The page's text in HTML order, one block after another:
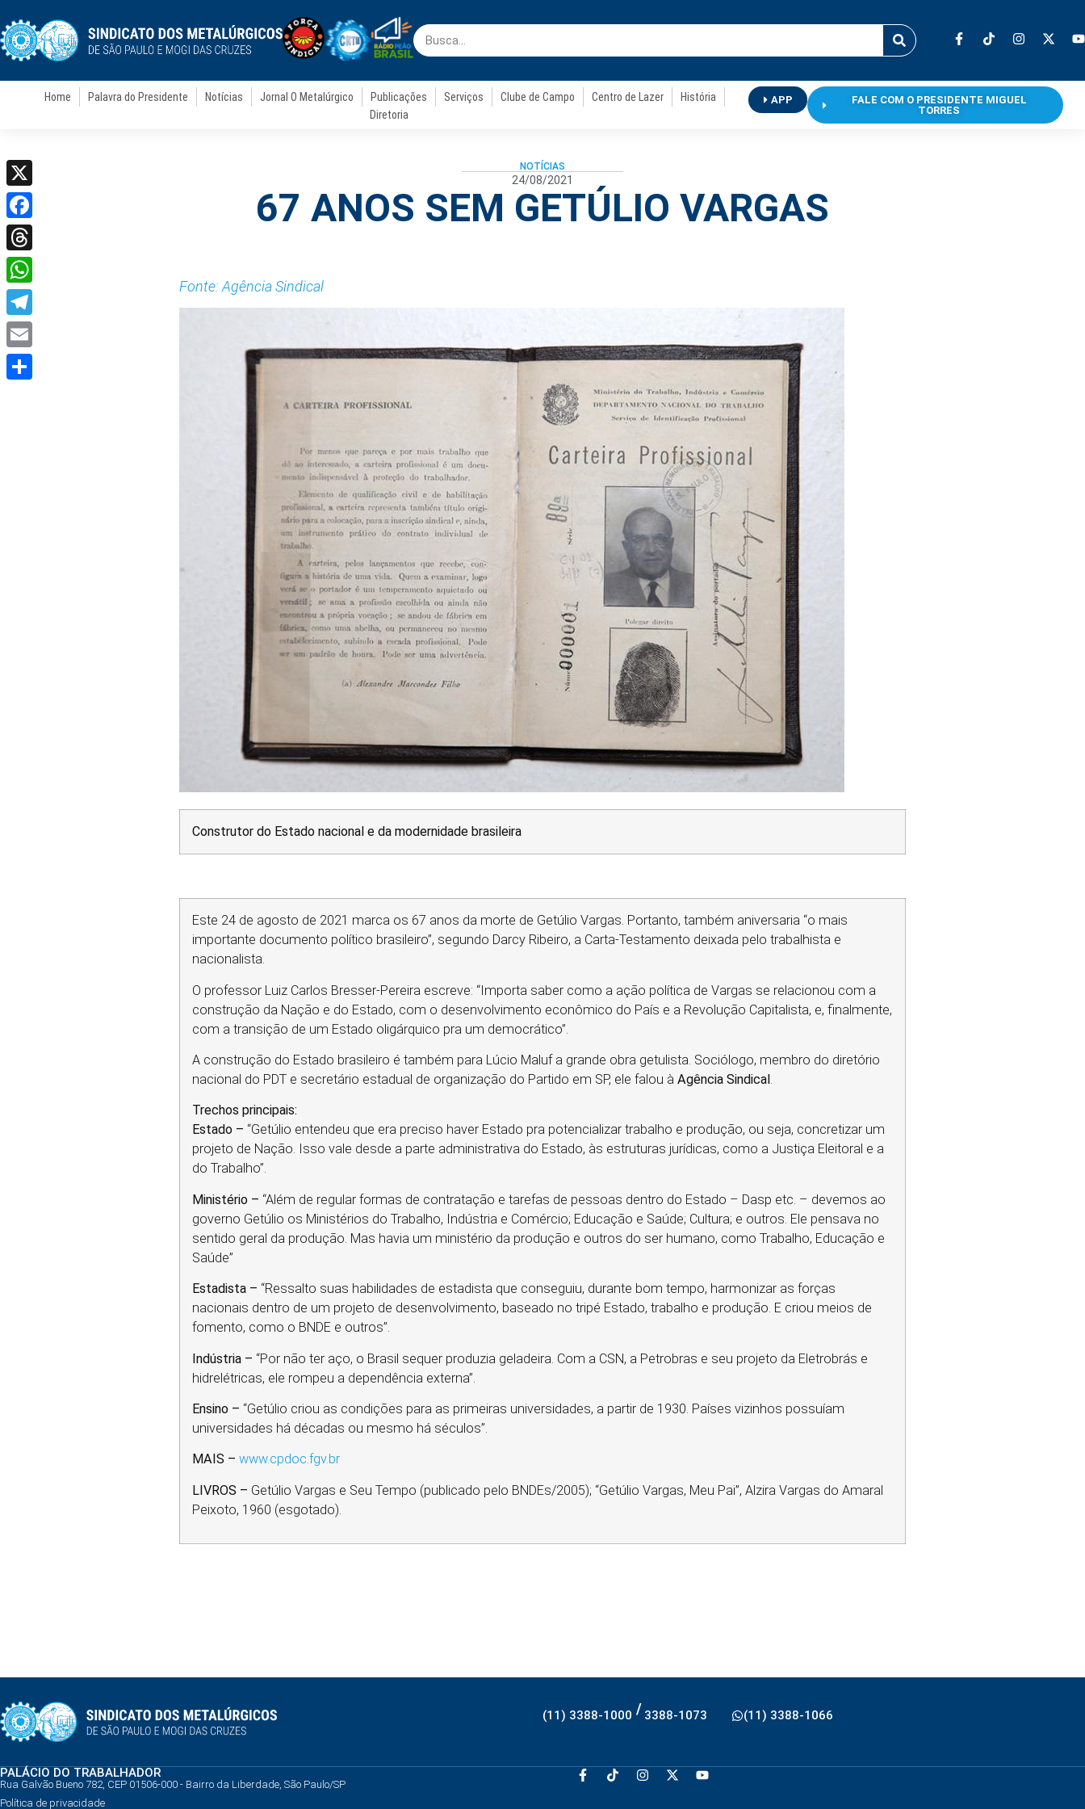
Home Palavra do Presidente Notícias Jornal O Metalúrgico Publicações Serviços Clube de Campo Centro de Lazer
História
Diretoria
APP
FALE COM O PRESIDENTE MIGUEL
TORRES
NOTÍCIAS
24/08/2021
67 ANOS SEM GETÚLIO VARGAS
Fonte: Agência Sindical
Construtor do Estado nacional e da modernidade brasileira
Este 24 de agosto de 2021 marca os 67 anos da morte de Getúlio Vargas. Portanto, também aniversaria “o mais
importante documento político brasileiro”, segundo Darcy Ribeiro, a Carta-Testamento deixada pelo trabalhista e
nacionalista.
O professor Luiz Carlos Bresser-Pereira escreve: “Importa saber como a ação política de Vargas se relacionou com a
construção da Nação e do Estado, com o desenvolvimento econômico do País e a Revolução Capitalista, e, finalmente,
com a transição de um Estado oligárquico pra um democrático”.
A construção do Estado brasileiro é também para Lúcio Maluf a grande obra getulista. Sociólogo, membro do diretório
nacional do PDT e secretário estadual de organização do Partido em SP, ele falou à Agência Sindical.
Trechos principais:
Estado – “Getúlio entendeu que era preciso haver Estado pra potencializar trabalho e produção, ou seja, concretizar um
projeto de Nação. Isso vale desde a parte administrativa do Estado, às estruturas jurídicas, como a Justiça Eleitoral e a
do Trabalho”.
Ministério – “Além de regular formas de contratação e tarefas de pessoas dentro do Estado – Dasp etc. – devemos ao
governo Getúlio os Ministérios do Trabalho, Indústria e Comércio; Educação e Saúde; Cultura; e outros. Ele pensava no
sentido geral da produção. Mas havia um ministério da produção e outros do ser humano, como Trabalho, Educação e
Saúde”
Estadista – “Ressalto suas habilidades de estadista que conseguiu, durante bom tempo, harmonizar as forças
nacionais dentro de um projeto de desenvolvimento, baseado no tripé Estado, trabalho e produção. E criou meios de
fomento, como o BNDE e outros”.
Indústria – “Por não ter aço, o Brasil sequer produzia geladeira. Com a CSN, a Petrobras e seu projeto da Eletrobrás e
hidrelétricas, ele rompeu a dependência externa”.
Ensino – “Getúlio criou as condições para as primeiras universidades, a partir de 1930. Países vizinhos possuíam
universidades há décadas ou mesmo há séculos”.
MAIS – www.cpdoc.fgv.br
LIVROS – Getúlio Vargas e Seu Tempo (publicado pelo BNDEs/2005); “Getúlio Vargas, Meu Pai”, Alzira Vargas do Amaral
Peixoto, 1960 (esgotado).
(11) 3388-1000 / 3388-1073 (11) 3388-1066
PALÁCIO DO TRABALHADOR
Rua Galvão Bueno 782, CEP 01506-000 - Bairro da Liberdade, São Paulo/SP
Política de privacidade
X
Facebook
Threads
WhatsApp
Telegram
Email